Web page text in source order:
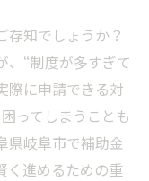
存知でしょうか？
、“制度が多すぎて
際に申請できる対
ってしまうことも
県岐阜市で補助金
く進めるための重